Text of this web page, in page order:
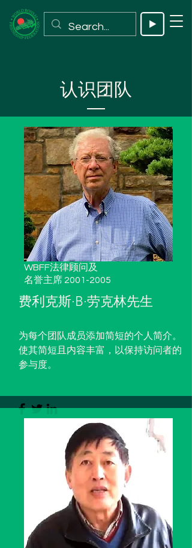
认识团队
WBFF法律顾问及
名誉主席 2001-2005
费利克斯·B·劳克林先生
为每个团队成员添加简短的个人简介。
使其简短且内容丰富，以保持访问者的
参与度。